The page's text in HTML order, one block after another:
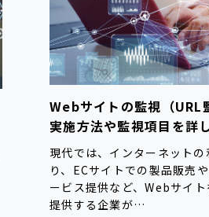
Webサイトの監視（URL
実施方法や監視項目を詳
現代では、インターネット
り、ECサイトでの製品販売
ービス提供など、Webサイ
提供する企業が…